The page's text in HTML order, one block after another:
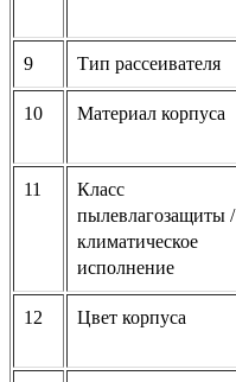
9 Тип рассеивателя
10 Материал корпуса
11
Класс
пылевлагозащиты /
климатическое
исполнение
12 Цвет корпуса